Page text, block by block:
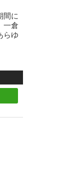
間に
一倉
らゆ